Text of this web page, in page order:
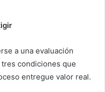
a una evaluación
condiciones que
entregue valor real.